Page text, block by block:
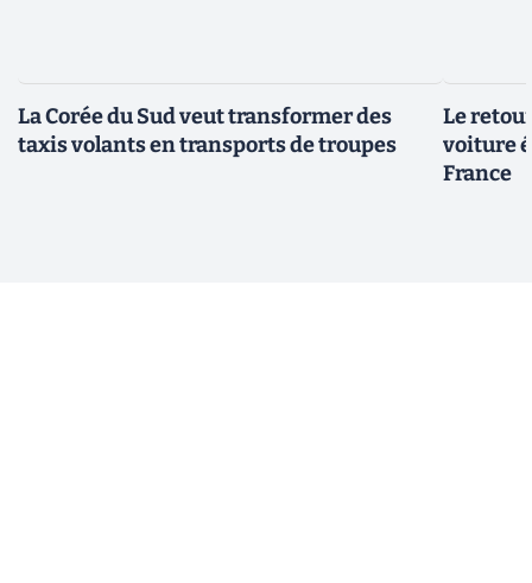
La Corée du Sud veut transformer des
taxis volants en transports de troupes
Le
voiture
France